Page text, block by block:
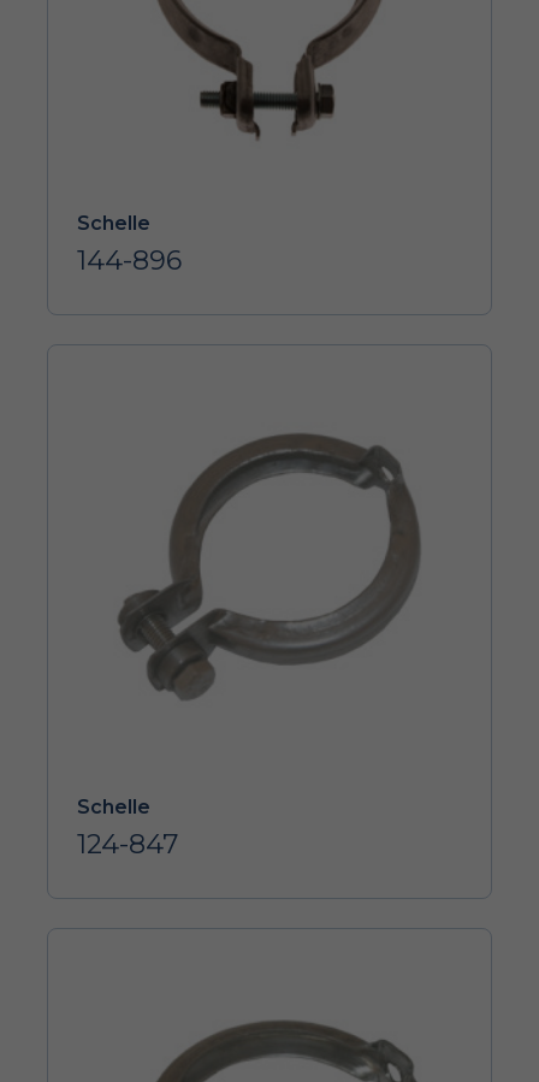
Schelle
144-896
Schelle
124-847